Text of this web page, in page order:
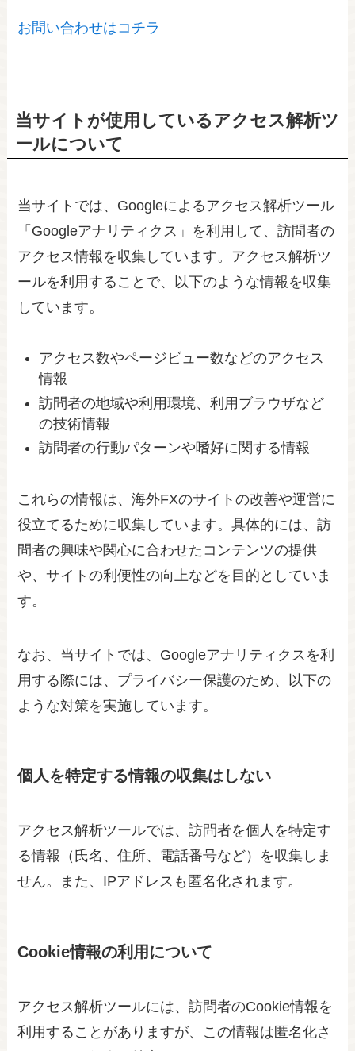
お問い合わせはコチラ
当サイトが使用しているアクセス解析ツ
ールについて
当サイトでは、Googleによるアクセス解析ツール
「Googleアナリティクス」を利用して、訪問者の
アクセス情報を収集しています。アクセス解析ツ
ールを利用することで、以下のような情報を収集
しています。
アクセス数やページビュー数などのアクセス
情報
訪問者の地域や利用環境、利用ブラウザなど
の技術情報
訪問者の行動パターンや嗜好に関する情報
これらの情報は、海外FXのサイトの改善や運営に
役立てるために収集しています。具体的には、訪
問者の興味や関心に合わせたコンテンツの提供
や、サイトの利便性の向上などを目的としていま
す。
なお、当サイトでは、Googleアナリティクスを利
用する際には、プライバシー保護のため、以下の
ような対策を実施しています。
個人を特定する情報の収集はしない
アクセス解析ツールでは、訪問者を個人を特定す
る情報（氏名、住所、電話番号など）を収集しま
せん。また、IPアドレスも匿名化されます。
Cookie情報の利用について
アクセス解析ツールには、訪問者のCookie情報を
利用することがありますが、この情報は匿名化さ